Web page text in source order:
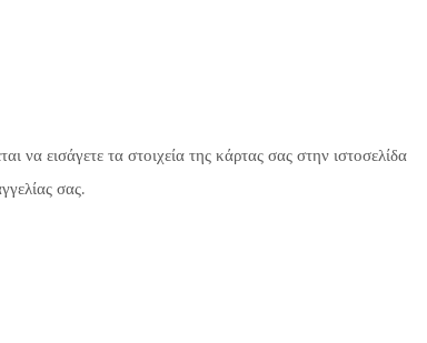
να εισάγετε τα στοιχεία της κάρτας σας στην ιστοσελίδα
σας.